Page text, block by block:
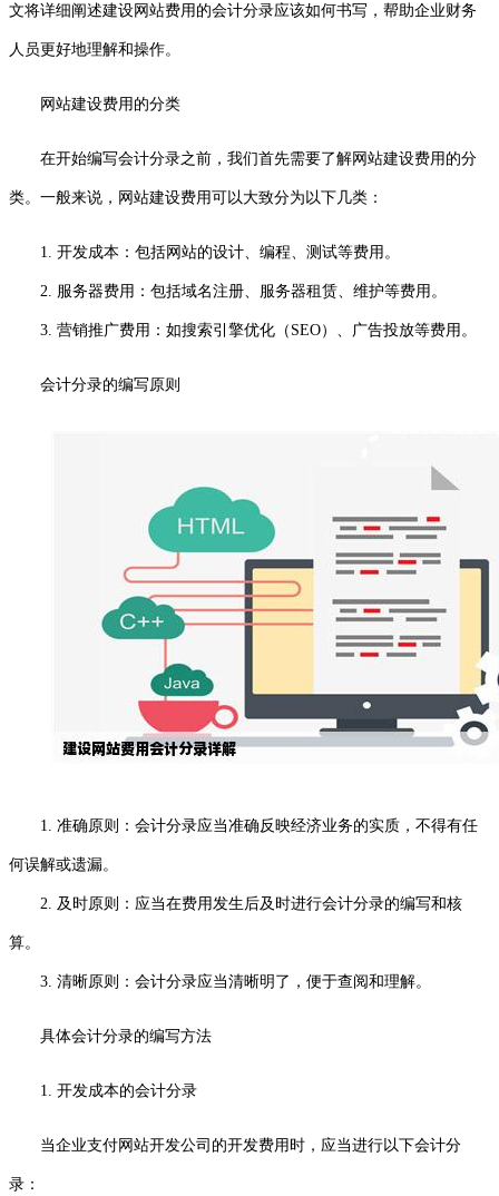
文将详细阐述建设网站费用的会计分录应该如何书写，帮助企业财务
人员更好地理解和操作。
网站建设费用的分类
在开始编写会计分录之前，我们首先需要了解网站建设费用的分
类。一般来说，网站建设费用可以大致分为以下几类：
1. 开发成本：包括网站的设计、编程、测试等费用。
2. 服务器费用：包括域名注册、服务器租赁、维护等费用。
3. 营销推广费用：如搜索引擎优化（SEO）、广告投放等费用。
会计分录的编写原则
1. 准确原则：会计分录应当准确反映经济业务的实质，不得有任
何误解或遗漏。
2. 及时原则：应当在费用发生后及时进行会计分录的编写和核
算。
3. 清晰原则：会计分录应当清晰明了，便于查阅和理解。
具体会计分录的编写方法
1. 开发成本的会计分录
当企业支付网站开发公司的开发费用时，应当进行以下会计分
录：